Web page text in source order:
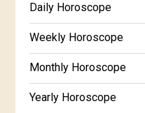
Daily Horoscope
Weekly Horoscope
Monthly Horoscope
Yearly Horoscope